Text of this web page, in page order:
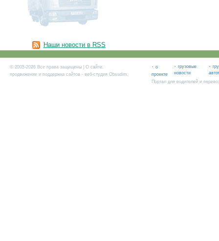
Наши новости в RSS
© 2005-2026 Все права защищены | О сайте.
продвижение и поддержка сайтов - веб-студия Obsudim.
· о
проекте
· грузовые
новости
·
Портал для водителей и